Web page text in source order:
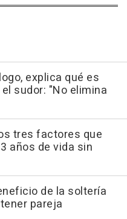
explica qué es
sudor: "No elimina
tres factores que
años de vida sin
de la soltería
pareja